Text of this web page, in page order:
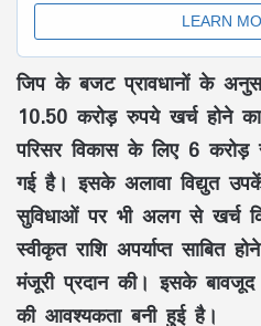
जिप के बजट प्रावधानों के
10.50 करोड़ रुपये खर्च होने
परिसर विकास के लिए 6
गई है। इसके अलावा विद्युत
सुविधाओं पर भी अलग से खर्च
स्वीकृत राशि अपर्याप्त साबित
मंजूरी प्रदान की। इसके
की आवश्यकता बनी हुई है।